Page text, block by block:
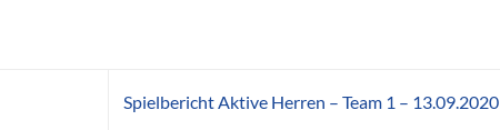
Spielbericht Aktive Herren – Team 1 – 13.09.2020